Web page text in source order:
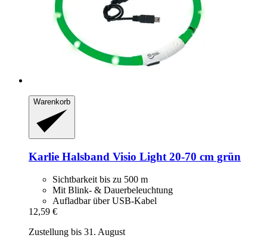
Warenkorb
Karlie Halsband Visio Light 20-​70 cm grün
Sichtbarkeit bis zu 500 m
Mit Blink- & Dauerbeleuchtung
Aufladbar über USB-Kabel
12,59 €
Zustellung bis 31. August